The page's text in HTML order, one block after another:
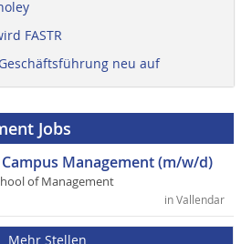
FASTR
neu auf
Jobs
Management (m/w/d)
of Management
in Vallendar
Mehr Stellen